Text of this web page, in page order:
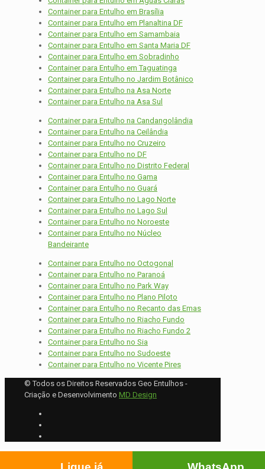
Container para Entulho em Brasília
Container para Entulho em Planaltina DF
Container para Entulho em Samambaia
Container para Entulho em Santa Maria DF
Container para Entulho em Sobradinho
Container para Entulho em Taguatinga
Container para Entulho no Jardim Botânico
Container para Entulho na Asa Norte
Container para Entulho na Asa Sul
Container para Entulho na Candangolândia
Container para Entulho na Ceilândia
Container para Entulho no Cruzeiro
Container para Entulho no DF
Container para Entulho no Distrito Federal
Container para Entulho no Gama
Container para Entulho no Guará
Container para Entulho no Lago Norte
Container para Entulho no Lago Sul
Container para Entulho no Noroeste
Container para Entulho no Núcleo
Bandeirante
Container para Entulho no Octogonal
Container para Entulho no Paranoá
Container para Entulho no Park Way
Container para Entulho no Plano Piloto
Container para Entulho no Recanto das Emas
Container para Entulho no Riacho Fundo
Container para Entulho no Riacho Fundo 2
Container para Entulho no Sia
Container para Entulho no Sudoeste
Container para Entulho no Vicente Pires
© Todos os Direitos Reservados Geo Entulhos -
Criação e Desenvolvimento MD Design